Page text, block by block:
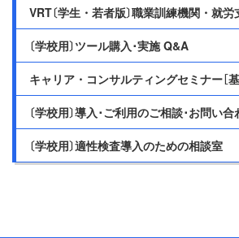
VRT〔学生・若者版〕職業訓練機関・就
〔学校用〕ツール購入･実施 Q&A
キャリア・コンサルティングセミナー［
〔学校用〕導入･ご利用のご相談･お問い合
〔学校用〕適性検査導入のための相談室